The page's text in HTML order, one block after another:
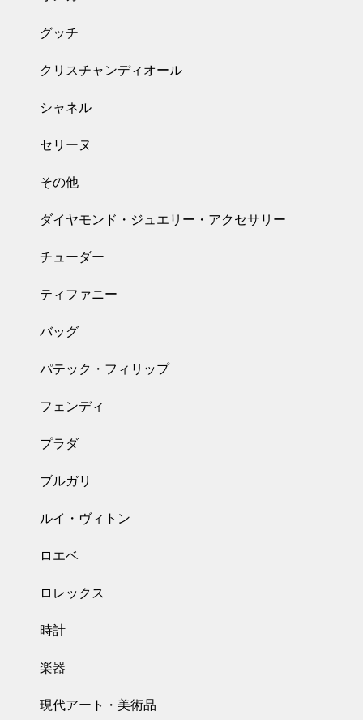
グッチ
クリスチャンディオール
シャネル
セリーヌ
その他
ダイヤモンド・ジュエリー・アクセサリー
チューダー
ティファニー
バッグ
パテック・フィリップ
フェンディ
プラダ
ブルガリ
ルイ・ヴィトン
ロエベ
ロレックス
時計
楽器
現代アート・美術品